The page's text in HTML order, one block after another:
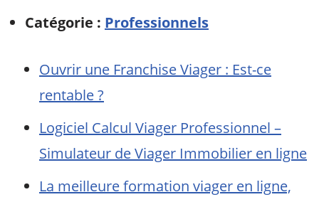
Catégorie : Professionnels
Ouvrir une Franchise Viager : Est-ce
rentable ?
Logiciel Calcul Viager Professionnel –
Simulateur de Viager Immobilier en ligne
La meilleure formation viager en ligne,